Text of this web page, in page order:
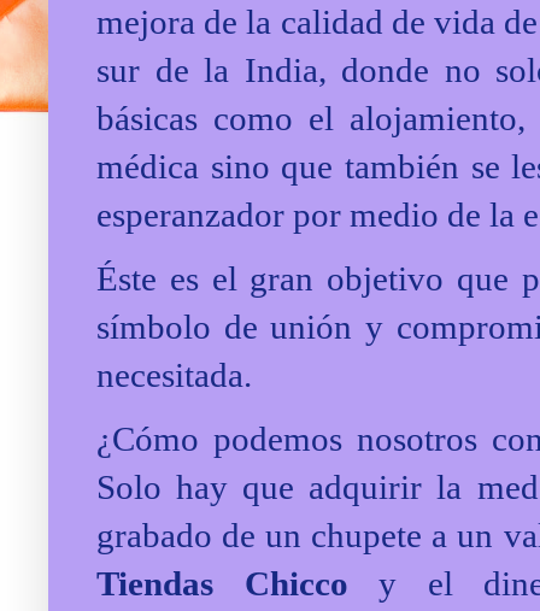
mejora de la calidad de vida
sur de la India, donde no
básicas como el
médica sino que también se
esperanzador por medio de la
Éste es el gran objetivo que
símbolo de unión y
necesitada.
¿Cómo podemos nosotros
Solo hay que adquirir la
grabado de un chupete a un
Tiendas
Chicco y el